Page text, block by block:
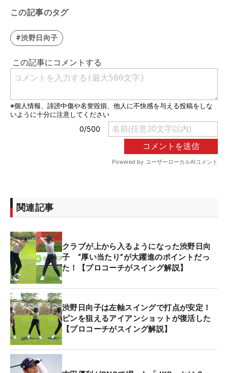
この記事のタグ
#渋野日向子
関連記事
クラブが上から入るようになった渋野日向
子 “厚い当たり”が大躍進のポイントだっ
た！【プロコーチがスイング解説】
渋野日向子は左軸スイングで打点が安定！
ピンを狙えるアイアンショットが復活した
【プロコーチがスイング解説】